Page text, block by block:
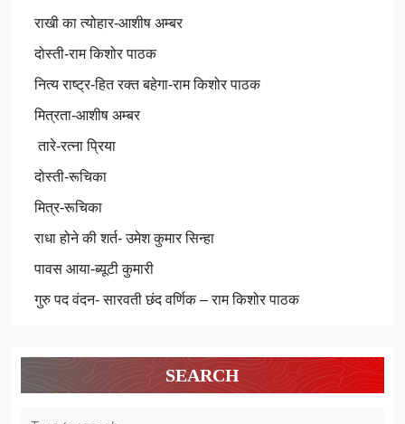
राखी का त्योहार-आशीष अम्बर
दोस्ती-राम किशोर पाठक
नित्य राष्ट्र-हित रक्त बहेगा-राम किशोर पाठक
मित्रता-आशीष अम्बर
तारे-रत्ना प्रिया
दोस्ती-रूचिका
मित्र-रूचिका
राधा होने की शर्त- उमेश कुमार सिन्हा
पावस आया-ब्यूटी कुमारी
गुरु पद वंदन- सारवती छंद वर्णिक – राम किशोर पाठक
SEARCH